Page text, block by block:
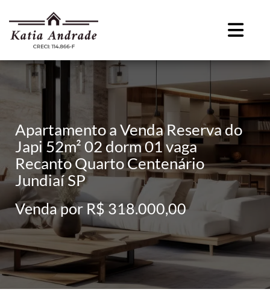
Apartamento a Venda Reserva do
Japi 52m² 02 dorm 01 vaga
Recanto Quarto Centenário
Jundiaí SP
Venda por R$ 318.000,00